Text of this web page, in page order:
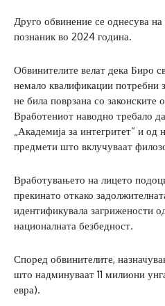
Друго обвинение се однесува
познаник во 2024 година.
Обвинителите велат дека Биро
немало квалификации потребни
не била поврзана со законските
Вработениот наводно требало
„Академија за интегритет“ и од
предмети што вклучуваат
Вработувањето на лицето
прекинато откако
идентификувала загрижености
националната безбедност.
Според обвинителите,
што надминуваат 11 милиони
евра).